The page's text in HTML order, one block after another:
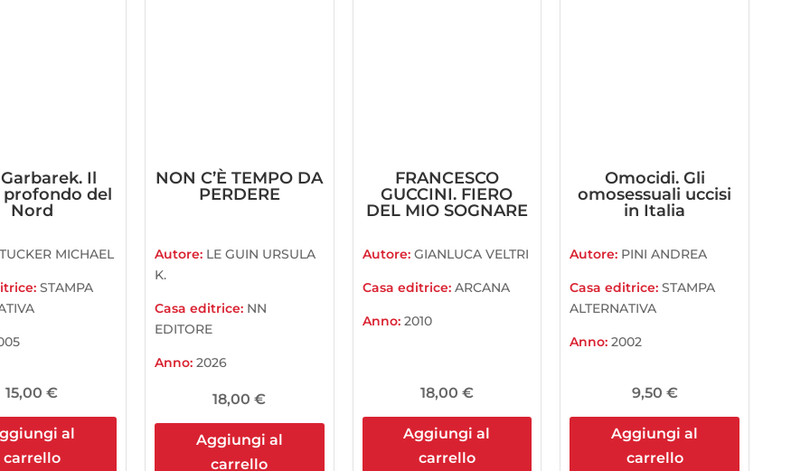
Il
del
Nord
MICHAEL
STAMPA
15,00€
al
carrello
NON C’È TEMPO DA
PERDERE
Autore: LE GUIN URSULA
K.
Casa editrice: NN
EDITORE
Anno:2026
18,00€
Aggiungi al
carrello
FRANCESCO
GUCCINI. FIERO
DEL MIO SOGNARE
Autore: GIANLUCA VELTRI
Casa editrice: ARCANA
Anno: 2010
18,00 €
Aggiungi al
carrello
Omocidi. Gli
omosessuali uccisi
in Italia
Autore: PINI ANDREA
Casa editrice:STAMPA
ALTERNATIVA
Anno:2002
9,50 €
Aggiungi al
carrello